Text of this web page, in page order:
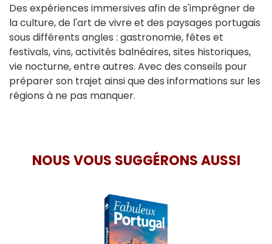
Des expériences immersives afin de s'imprégner de
la culture, de l'art de vivre et des paysages portugais
sous différents angles : gastronomie, fêtes et
festivals, vins, activités balnéaires, sites historiques,
vie nocturne, entre autres. Avec des conseils pour
préparer son trajet ainsi que des informations sur les
régions à ne pas manquer.
NOUS VOUS SUGGÉRONS AUSSI